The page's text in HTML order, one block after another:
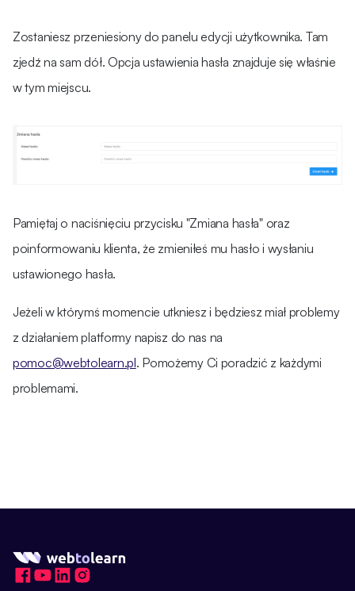
Zostaniesz przeniesiony do panelu edycji użytkownika. Tam
zjedź na sam dół. Opcja ustawienia hasła znajduje się właśnie
w tym miejscu.
Pamiętaj o naciśnięciu przycisku "Zmiana hasła" oraz
poinformowaniu klienta, że zmieniłeś mu hasło i wysłaniu
ustawionego hasła.
Jeżeli w którymś momencie utkniesz i będziesz miał problemy
z działaniem platformy napisz do nas na
pomoc@webtolearn.pl. Pomożemy Ci poradzić z każdymi
problemami.